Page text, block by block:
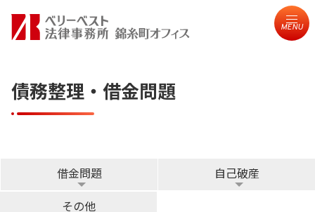
MENU
債務整理・借金問題
借金問題
自己破産
その他